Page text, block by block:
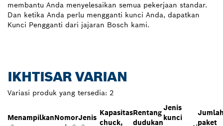
membantu Anda menyelesaikan semua pekerjaan standar.
Dan ketika Anda perlu mengganti kunci Anda, dapatkan
Kunci Pengganti dari jajaran Bosch kami.
IKHTISAR VARIAN
Variasi produk yang tersedia: 2
MenampilkanNomorJenis
Kapasitas
chuck,
Rentang
dudukan
Jenis
kunci
paket